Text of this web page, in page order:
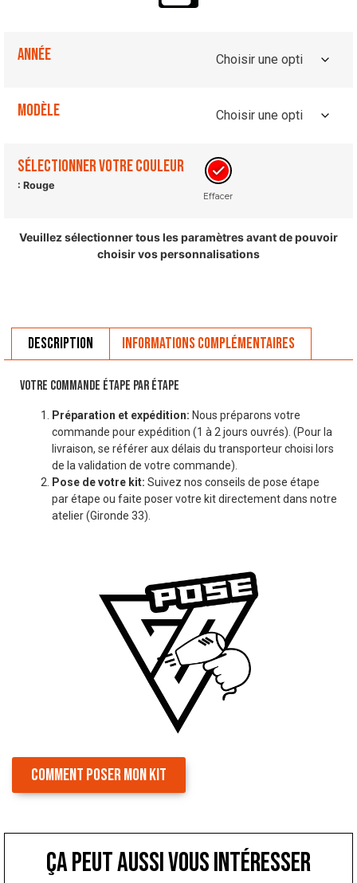
Année
Modèle
Sélectionner votre couleur
: Rouge
Effacer
Veuillez sélectionner tous les paramètres avant de pouvoir
choisir vos personnalisations
Description Informations complémentaires
VOTRE COMMANDE ÉTAPE PAR ÉTAPE
Préparation et expédition: Nous préparons votre
commande pour expédition (1 à 2 jours ouvrés). (Pour la
livraison, se référer aux délais du transporteur choisi lors
de la validation de votre commande).
Pose de votre kit: Suivez nos conseils de pose étape
par étape ou faite poser votre kit directement dans notre
atelier (Gironde 33).
COMMENT POSER MON KIT
ça peut aussi vous intéresser